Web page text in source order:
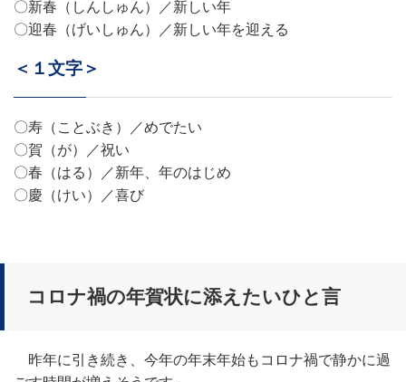
〇新春（しんしゅん）／新しい年
〇迎春（げいしゅん）／新しい年を迎える
＜１文字＞
〇寿（ことぶき）／めでたい
〇賀（が）／祝い
〇春（はる）／新年、年のはじめ
〇慶（けい）／喜び
コロナ禍の年賀状に添えたいひと言
昨年に引き続き、今年の年末年始もコロナ禍で静かに過